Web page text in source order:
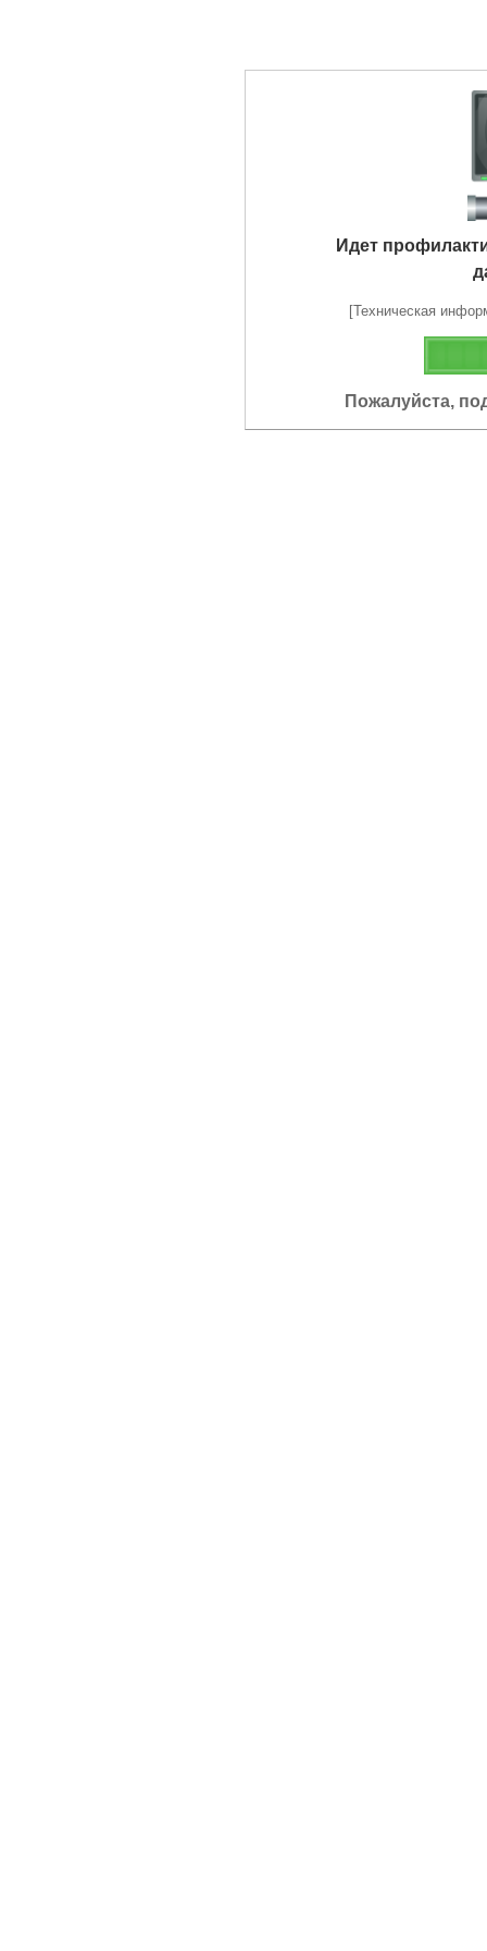
Идет
[Техническая
Пожалуйста,